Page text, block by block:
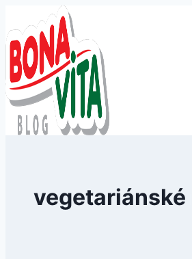
Přeskočit
na
obsah